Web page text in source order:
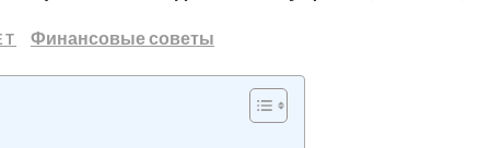
Финансовые советы